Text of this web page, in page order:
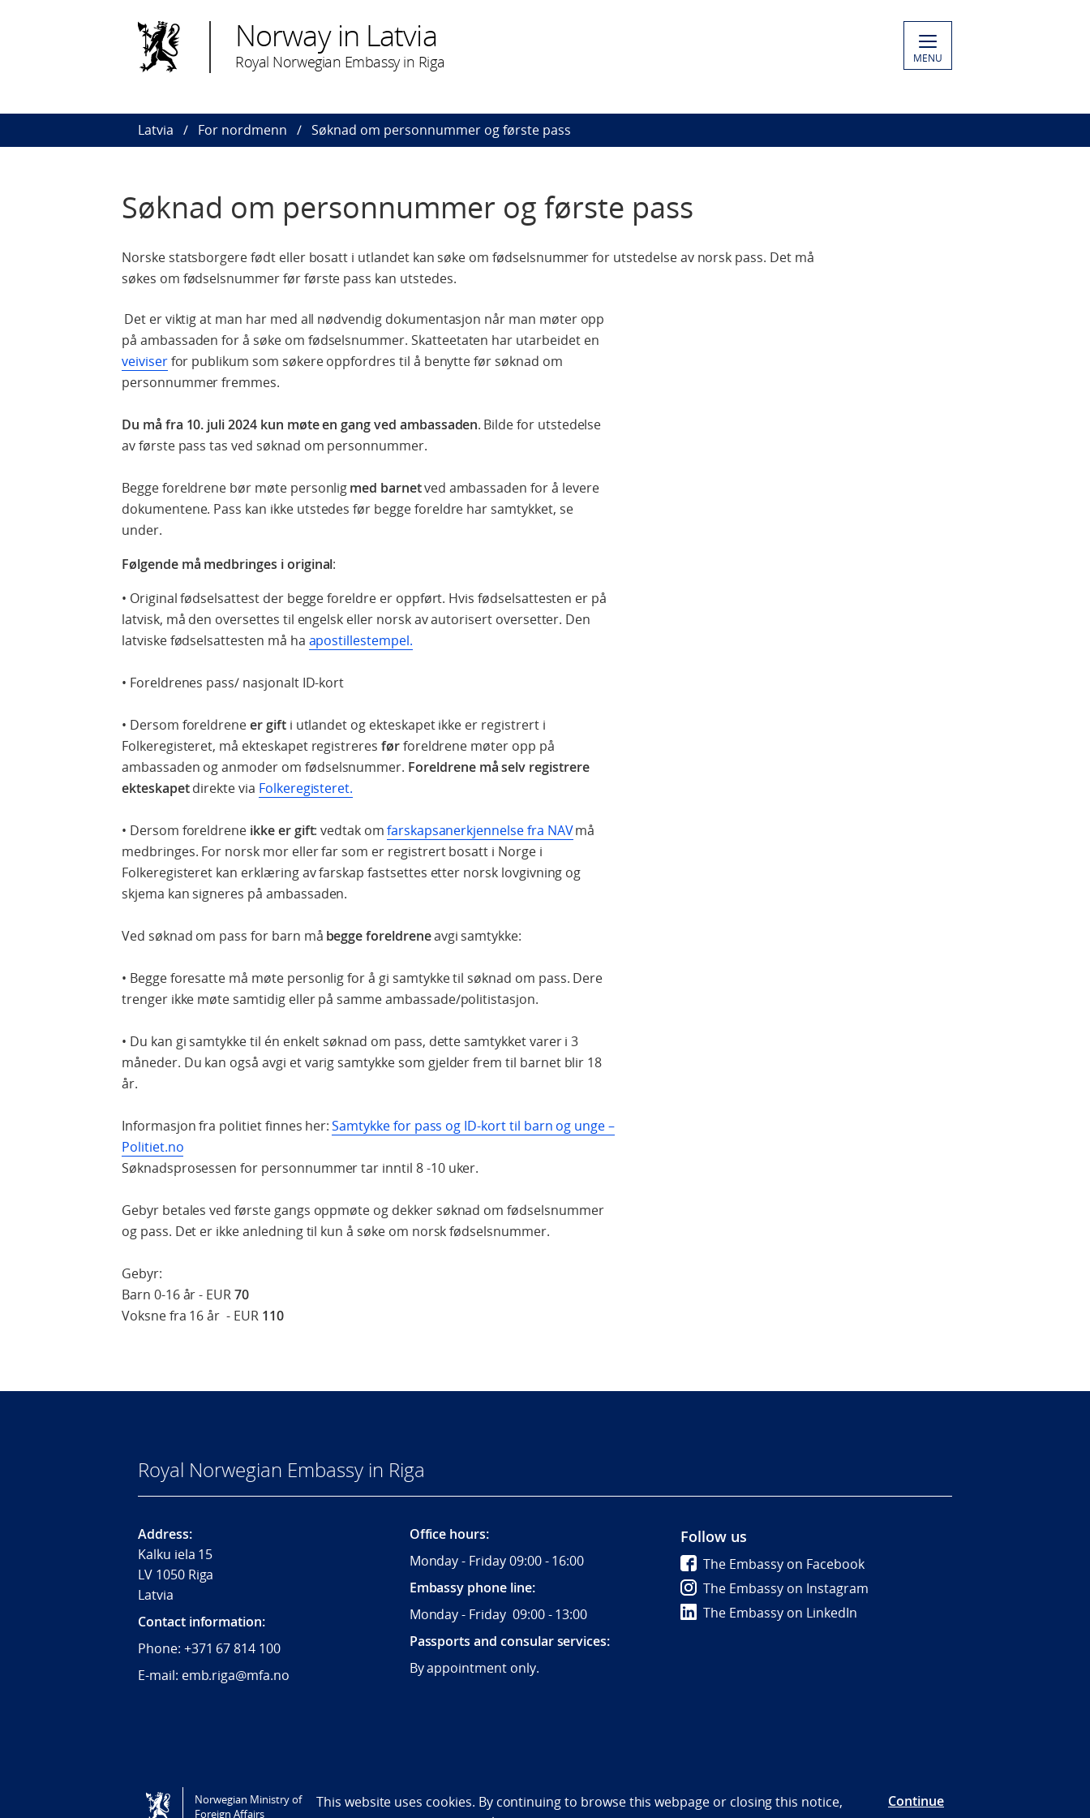
Norway in Latvia
Royal Norwegian Embassy in Riga MENU
Latvia For nordmenn Søknad om personnummer og første pass
Søknad om personnummer og første pass
Norske statsborgere født eller bosatt i utlandet kan søke om fødselsnummer for utstedelse av norsk pass. Det må
søkes om fødselsnummer før første pass kan utstedes.
Det er viktig at man har med all nødvendig dokumentasjon når man møter opp
på ambassaden for å søke om fødselsnummer. Skatteetaten har utarbeidet en
veiviserfor publikum som søkere oppfordres til å benytte før søknad om
personnummer fremmes.
Du må fra 10. juli 2024 kun møte en gang ved ambassaden. Bilde for utstedelse
av første pass tas ved søknad om personnummer.
Begge foreldrene bør møte personligmed barnetved ambassaden for å levere
dokumentene. Pass kan ikke utstedes før begge foreldre har samtykket, se
under.
Følgende må medbringes i original:
• Original fødselsattest der begge foreldre er oppført. Hvis fødselsattesten er på
latvisk, må den oversettes til engelsk eller norsk av autorisert oversetter. Den
latviske fødselsattesten må ha apostillestempel.
• Foreldrenes pass/ nasjonalt ID-kort
• Dersom foreldreneer gifti utlandet og ekteskapet ikke er registrert i
Folkeregisteret, må ekteskapet registreres førforeldrene møter opp på
ambassaden og anmoder om fødselsnummer. Foreldrene må selv registrere
ekteskapetdirekte via Folkeregisteret.
• Dersom foreldrene ikke er gift: vedtak omfarskapsanerkjennelse fra NAVmå
medbringes. For norsk mor eller far som er registrert bosatt i Norge i
Folkeregisteret kan erklæring av farskap fastsettes etter norsk lovgivning og
skjema kan signeres på ambassaden.
Ved søknad om pass for barn må begge foreldreneavgi samtykke:
• Begge foresatte må møte personlig for å gi samtykke til søknad om pass. Dere
trenger ikke møte samtidig eller på samme ambassade/politistasjon.
• Du kan gi samtykke til én enkelt søknad om pass, dette samtykket varer i 3
måneder. Du kan også avgi et varig samtykke som gjelder frem til barnet blir 18
år.
Informasjon fra politiet finnes her:Samtykke for pass og ID-kort til barn og unge –
Politiet.no
Søknadsprosessen for personnummer tar inntil 8 -10 uker.
Gebyr betales ved første gangs oppmøte og dekker søknad om fødselsnummer
og pass. Det er ikke anledning til kun å søke om norsk fødselsnummer.
Gebyr:
Barn 0-16 år - EUR70
Voksne fra 16 år - EUR 110
Royal Norwegian Embassy in Riga
Address:
Kalku iela 15
LV 1050 Riga
Latvia
Contact information:
Phone: +371 67 814 100
E-mail: emb.riga@mfa.no
Office hours:
Monday - Friday 09:00 - 16:00
Embassy phone line:
Monday - Friday 09:00 - 13:00
Passports and consular services:
By appointment only.
Follow us
The Embassy on Facebook
The Embassy on Instagram
The Embassy on LinkedIn
Tilgjengelighetserklæring / Accessibility statement (NO)
Norwegian Ministry of
Foreign Affairs
This website uses cookies. By continuing to browse this webpage or closing this notice,
Continue